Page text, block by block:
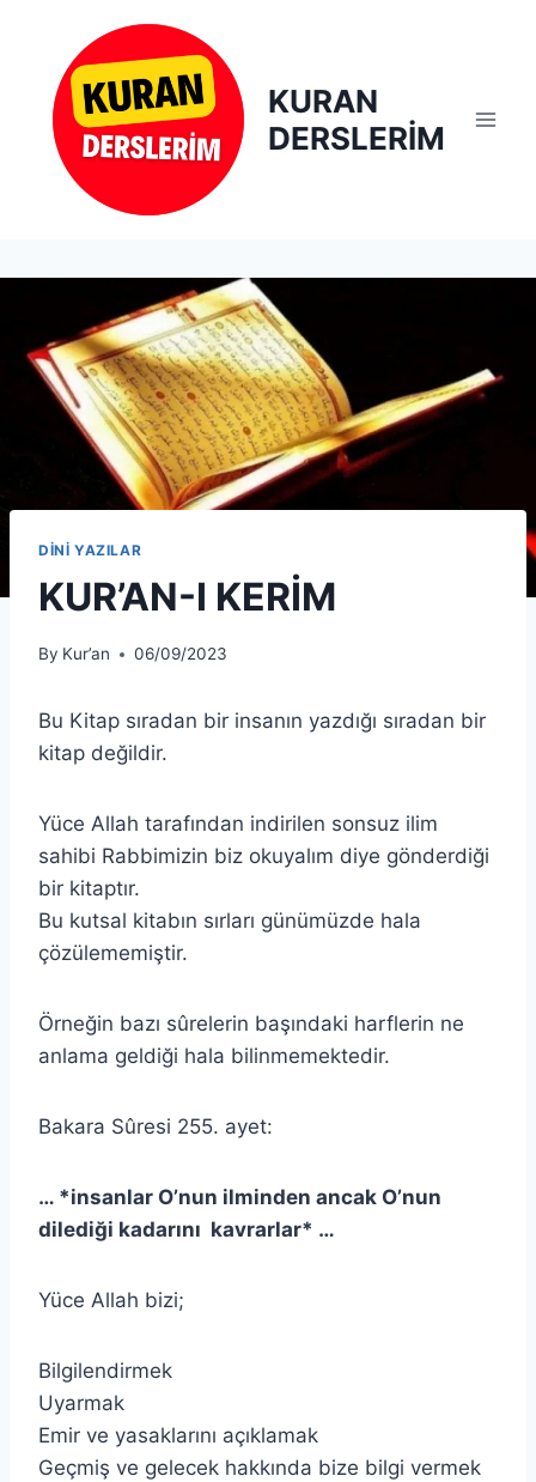
content
KURAN
DERSLERİM
DİNİ YAZILAR
KUR’AN-I KERİM
By Kur’an 06/09/2023
Bu Kitap sıradan bir insanın yazdığı sıradan bir
kitap değildir.
Yüce Allah tarafından indirilen sonsuz ilim
sahibi Rabbimizin biz okuyalım diye gönderdiği
bir kitaptır.
Bu kutsal kitabın sırları günümüzde hala
çözülememiştir.
Örneğin bazı sûrelerin başındaki harflerin ne
anlama geldiği hala bilinmemektedir.
Bakara Sûresi 255. ayet:
… *insanlar O’nun ilminden ancak O’nun
dilediği kadarını kavrarlar* …
Yüce Allah bizi;
Bilgilendirmek
Uyarmak
Emir ve yasaklarını açıklamak
Geçmiş ve gelecek hakkında bize bilgi vermek